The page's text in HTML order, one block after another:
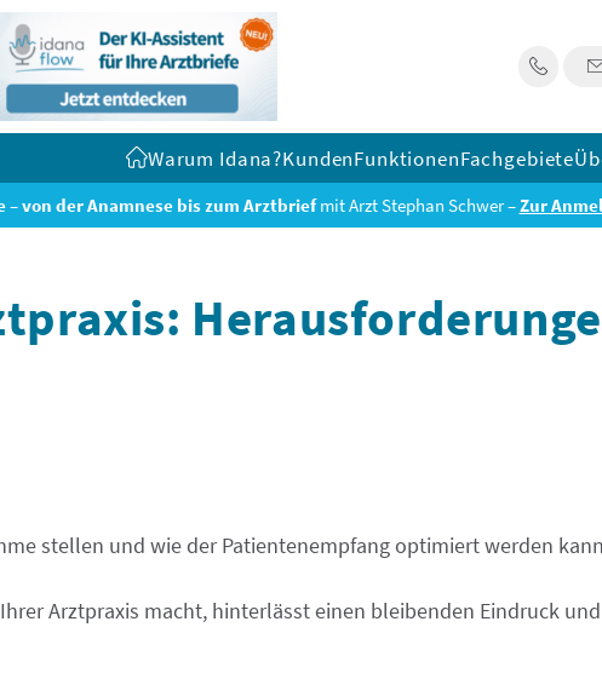
Warum Idana?KundenFunktionenFachgebiete
– von der Anamnese bis zum Arztbriefmit Arzt Stephan Schwer –Zur
stellen und wie der Patientenempfang optimiert werden
Arztpraxis macht, hinterlässt einen bleibenden Eindruck